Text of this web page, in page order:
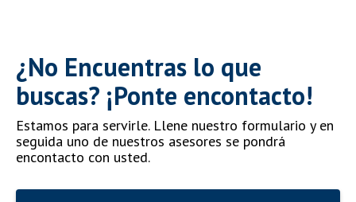
¿No Encuentras lo que
buscas? ¡Ponte encontacto!
Estamos para servirle. Llene nuestro formulario y en
seguida uno de nuestros asesores se pondrá
encontacto con usted.